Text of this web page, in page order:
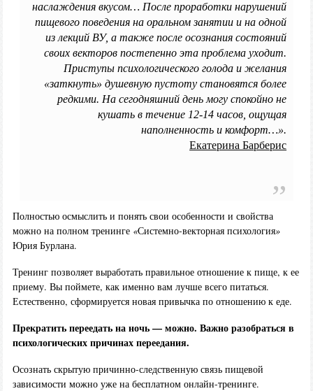
наслаждения вкусом… После проработки нарушений
пищевого поведения на оральном занятии и на одной
из лекций ВУ, а также после осознания состояний
своих векторов постепенно эта проблема уходит.
Приступы психологического голода и желания
«заткнуть» душевную пустоту становятся более
редкими. На сегодняшний день могу спокойно не
кушать в течение 12-14 часов, ощущая
наполненность и комфорт…».
Екатерина Барберис
Полностью осмыслить и понять свои особенности и свойства
можно на полном тренинге «Системно-векторная психология»
Юрия Бурлана.
Тренинг позволяет выработать правильное отношение к пище, к ее
приему. Вы поймете, как именно вам лучше всего питаться.
Естественно, сформируется новая привычка по отношению к еде.
Прекратить переедать на ночь — можно. Важно разобраться в
психологических причинах переедания.
Осознать скрытую причинно-следственную связь пищевой
зависимости можно уже на бесплатном онлайн-тренинге.